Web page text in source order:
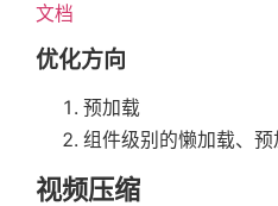
文档
优化方向
预加载
组件级别的懒加载、预
视频压缩